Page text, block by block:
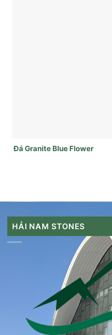
Đá Granite Blue Flower
HẢI NAM STONES